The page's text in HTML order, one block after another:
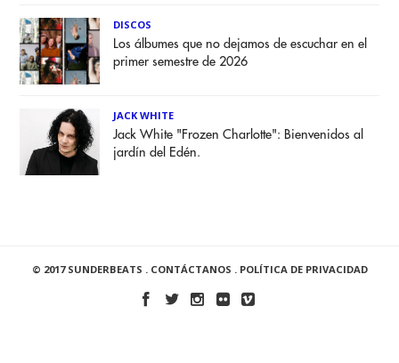
DISCOS
Los álbumes que no dejamos de escuchar en el
primer semestre de 2026
JACK WHITE
Jack White "Frozen Charlotte": Bienvenidos al
jardín del Edén.
© 2017 SUNDERBEATS . CONTÁCTANOS . POLÍTICA DE PRIVACIDAD